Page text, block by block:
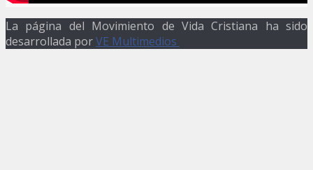
La página del Movimiento de Vida Cristiana ha sido
desarrollada porVE Multimedios